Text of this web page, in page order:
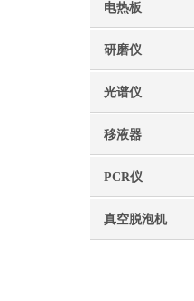
电热板
研磨仪
光谱仪
移液器
PCR仪
真空脱泡机